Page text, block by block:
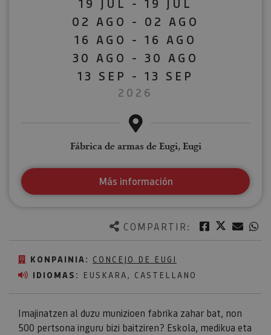
COMPARTIR: Facebook
Twitter
KONPAINIA: CONCEJO DE EUGI
IDIOMAS: EUSKARA, CASTELLANO
Imajinatzen al duzu munizioen fabrika zahar bat, non
500 pertsona inguru bizi baitziren? Eskola, medikua eta
02 AGO - 02 AGO
16 AGO - 16 AGO
30 AGO - 30 AGO
13 SEP - 13 SEP
2026
Fábrica de armas de Eugi, Eugi
Más información